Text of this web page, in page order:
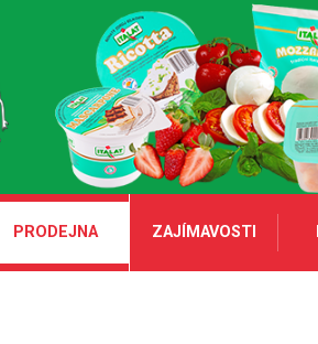
PRODEJNA ZAJÍMAVOSTI